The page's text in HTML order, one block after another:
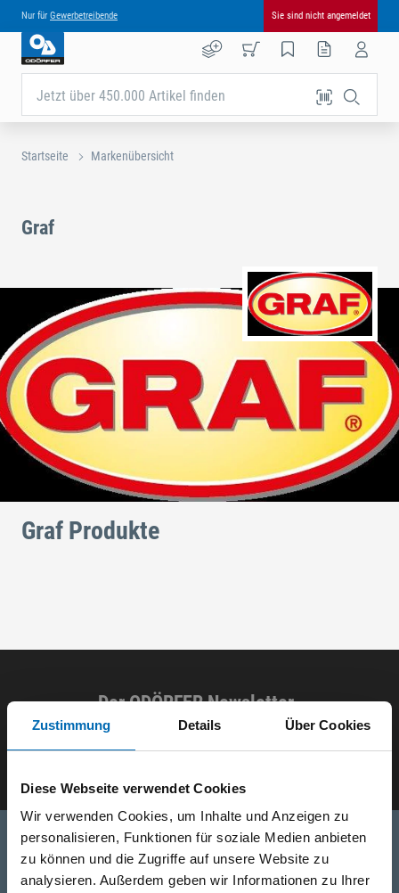
Zustimmung Details Über Cookies
Diese Webseite verwendet Cookies
Wir verwenden Cookies, um Inhalte und Anzeigen zu
personalisieren, Funktionen für soziale Medien anbieten
zu können und die Zugriffe auf unsere Website zu
analysieren. Außerdem geben wir Informationen zu Ihrer
Nur für Gewerbetreibende Sie sind nicht angemeldet
Jetzt über 450.000 Artikel finden
Startseite Markenübersicht
Graf
Graf Produkte
Der ODÖRFER Newsletter
E-Mail eingeben
Telefon